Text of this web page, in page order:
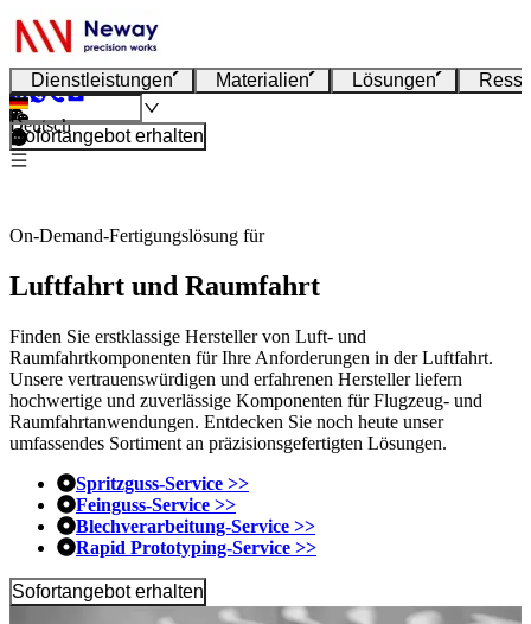
Dienstleistungen Materialien Lösungen
Deutsch
Sofortangebot erhalten
On-Demand-Fertigungslösung für
Luftfahrt und Raumfahrt
Finden Sie erstklassige Hersteller von Luft- und
Raumfahrtkomponenten für Ihre Anforderungen in der Luftfahrt.
Unsere vertrauenswürdigen und erfahrenen Hersteller liefern
hochwertige und zuverlässige Komponenten für Flugzeug- und
Raumfahrtanwendungen. Entdecken Sie noch heute unser
umfassendes Sortiment an präzisionsgefertigten Lösungen.
Spritzguss-Service >>
Feinguss-Service >>
Blechverarbeitung-Service >>
Rapid Prototyping-Service >>
Sofortangebot erhalten